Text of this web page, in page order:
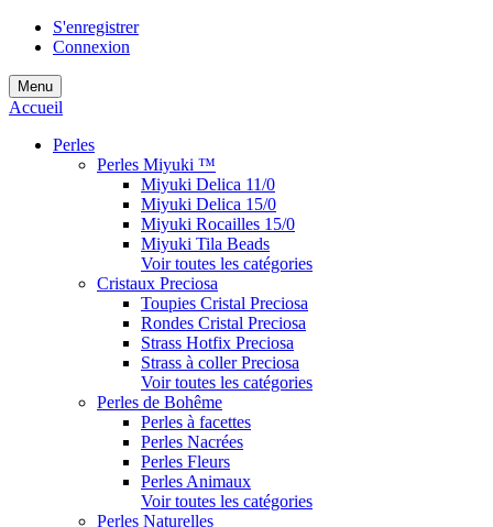
S'enregistrer
Connexion
Menu
Accueil
Perles
Perles Miyuki ™
Miyuki Delica 11/0
Miyuki Delica 15/0
Miyuki Rocailles 15/0
Miyuki Tila Beads
Voir toutes les catégories
Cristaux Preciosa
Toupies Cristal Preciosa
Rondes Cristal Preciosa
Strass Hotfix Preciosa
Strass à coller Preciosa
Voir toutes les catégories
Perles de Bohême
Perles à facettes
Perles Nacrées
Perles Fleurs
Perles Animaux
Voir toutes les catégories
Perles Naturelles